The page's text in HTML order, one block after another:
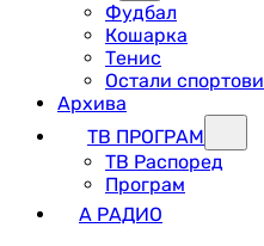
Фудбал
Кошарка
Тенис
Остали спортови
Архива
ТВ ПРОГРАМ
ТВ Распоред
Програм
А РАДИО